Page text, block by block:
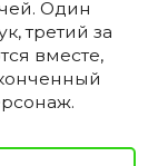
Один
третий за
вместе,